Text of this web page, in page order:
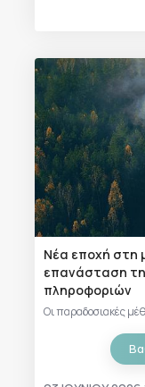
Νέα εποχή στη
επανάσταση
πληροφοριών
Οι παραδοσιακές